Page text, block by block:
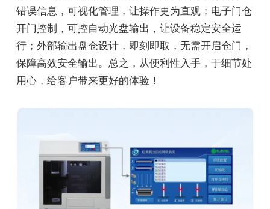
错误信息，可视化管理，让操作更为直观；电子门仓
开门控制，可控自动光盘输出，让设备稳定安全运
行；外部输出盘仓设计，即刻即取，无需开启仓门，
保障高效安全输出。总之，从便利性入手，于细节处
用心，给客户带来更好的体验！